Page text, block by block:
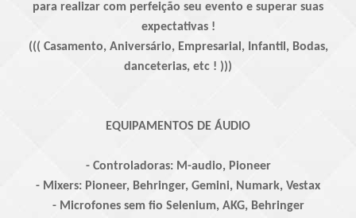
para realizar com perfeição seu evento e superar suas
expectativas !
((( Casamento, Aniversário, Empresarial, Infantil, Bodas,
danceterias, etc ! )))
EQUIPAMENTOS DE ÁUDIO
- Controladoras: M-audio, Pioneer
- Mixers: Pioneer, Behringer, Gemini, Numark, Vestax
- Microfones sem fio Selenium, AKG, Behringer